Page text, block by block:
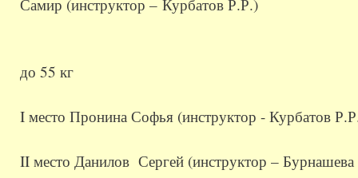
Самир (инструктор – Курбатов Р.Р.)
до 55 кг
I место Пронина Софья (инструктор - Курбатов
II место Данилов Сергей (инструктор –